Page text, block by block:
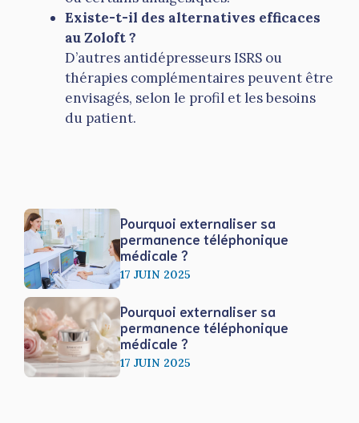
Existe-t-il des alternatives efficaces
au Zoloft ?
D’autres antidépresseurs ISRS ou
thérapies complémentaires peuvent être
envisagés, selon le profil et les besoins
du patient.
Pourquoi externaliser sa
permanence téléphonique
médicale ?
17 JUIN 2025
Pourquoi externaliser sa
permanence téléphonique
médicale ?
17 JUIN 2025